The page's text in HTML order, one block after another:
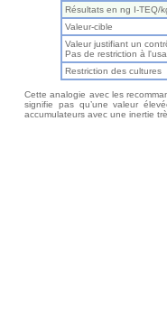
Résultats en ng I-TEQ/
Valeur-cible
Valeur justifiant un
Pas de restriction à
Restriction des cultures
Cette analogie avec les
signifie pas qu’une valeur
accumulateurs avec une inertie